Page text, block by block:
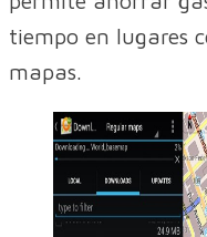
tiempo en lugares
mapas.